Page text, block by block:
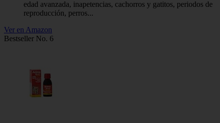
edad avanzada, inapetencias, cachorros y gatitos, periodos de
reproducción, perros...
Ver en Amazon
Bestseller No. 6